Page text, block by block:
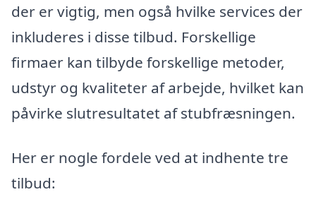
der er vigtig, men også hvilke services der
inkluderes i disse tilbud. Forskellige
firmaer kan tilbyde forskellige metoder,
udstyr og kvaliteter af arbejde, hvilket kan
påvirke slutresultatet af stubfræsningen.
Her er nogle fordele ved at indhente tre
tilbud: